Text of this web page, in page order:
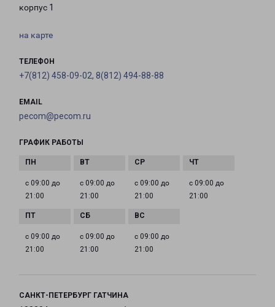
корпус 1
на карте
ТЕЛЕФОН
+7(812) 458-09-02, 8(812) 494-88-88
EMAIL
pecom@pecom.ru
ГРАФИК РАБОТЫ
с 09:00 до
21:00
с 09:00 до
21:00
с 09:00 до
21:00
с 09:00 до
21:00
с 09:00 до
21:00
с 09:00 до
21:00
с 09:00 до
21:00
САНКТ-ПЕТЕРБУРГ ГАТЧИНА